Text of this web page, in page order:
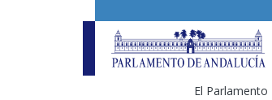
El Parlamento